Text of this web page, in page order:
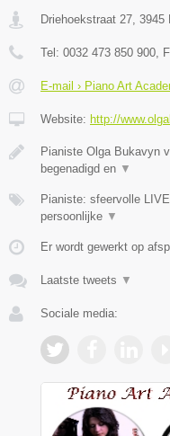
Driehoekstraat 27, 3945
Tel: 0032 473 850 900,
E-mail › Piano Art
Website: http://
Pianiste Olga Bukavyn
begenadigd en ▼
Pianiste: sfeervolle
persoonlijke ▼
Er wordt gewerkt op
Laatste tweets ▼
Sociale media: